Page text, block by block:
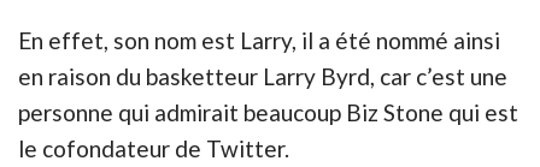
En effet, son nom est Larry, il a été nommé ainsi
en raison du basketteur Larry Byrd, car c’est une
personne qui admirait beaucoup Biz Stone qui est
le cofondateur de Twitter.